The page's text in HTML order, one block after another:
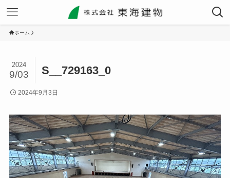
ホーム
S__729163_0
2024
9/03
2024年9月3日